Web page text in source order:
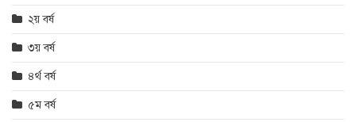
২য় বর্ষ
৩য় বর্ষ
৪র্থ বর্ষ
৫ম বর্ষ